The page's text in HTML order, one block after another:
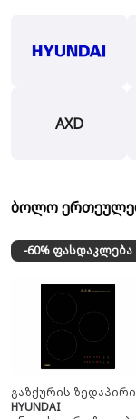
AXD
ბოლო
-60% ფასდაკლება
გაზქურის ზედაპირი
HYUNDAI